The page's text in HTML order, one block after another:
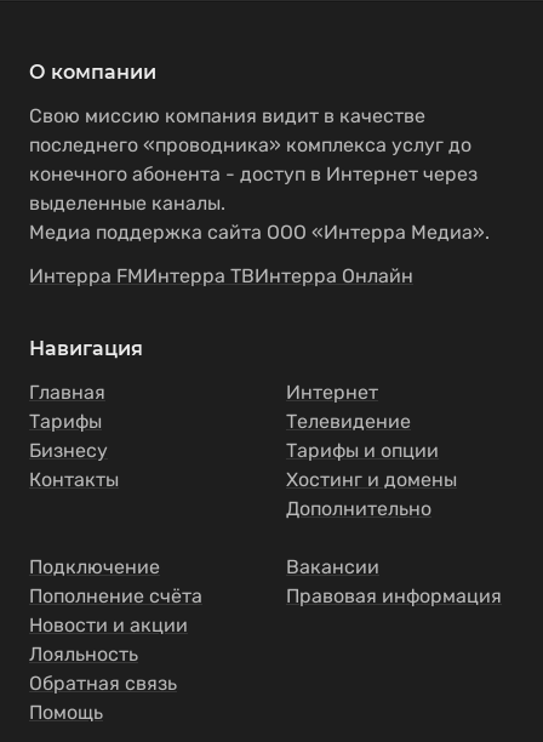
О компании
Свою миссию компания видит в качестве
последнего «проводника» комплекса услуг до
конечного абонента - доступ в Интернет через
выделенные каналы.
Медиа поддержка сайта ООО «Интерра Медиа».
Интерра FMИнтерра ТВИнтерра Онлайн
Навигация
Главная
Тарифы
Бизнесу
Контакты
Интернет
Телевидение
Тарифы и опции
Хостинг и домены
Дополнительно
Подключение
Пополнение счёта
Новости и акции
Лояльность
Обратная связь
Помощь
Вакансии
Правовая информация